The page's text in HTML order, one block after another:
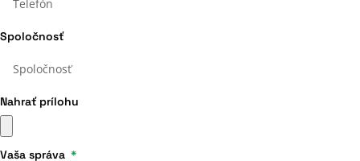
Spoločnosť
Nahrať prílohu
Vaša správa